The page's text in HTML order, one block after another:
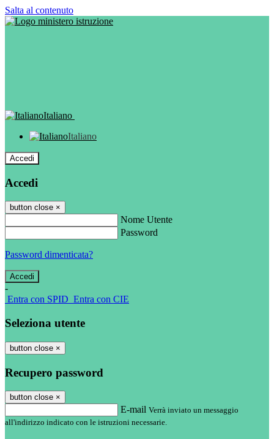
Salta al contenuto
Italiano
Italiano
Accedi
Accedi
button close ×
Nome Utente
Password
Password dimenticata?
-
Entra con SPID Entra con CIE
Seleziona utente
button close ×
Recupero password
button close ×
E-mail Verrà inviato un messaggio
all'indirizzo indicato con le istruzioni necessarie.